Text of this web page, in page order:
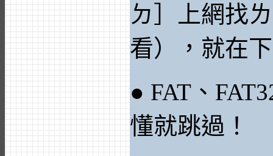
ㄉ］上網找
看），就在
● FAT、
懂就跳過！